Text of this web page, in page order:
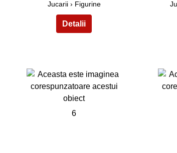
Jucarii › Figurine
6